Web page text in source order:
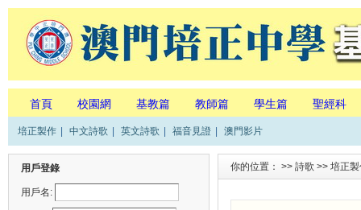
首頁 校園網 基教篇 教師篇 學生篇 聖經科
培正製作 中文詩歌 英文詩歌 福音見證 澳門影片
用戶登錄
用戶名:
你的位置： >> 詩歌 >> 培正